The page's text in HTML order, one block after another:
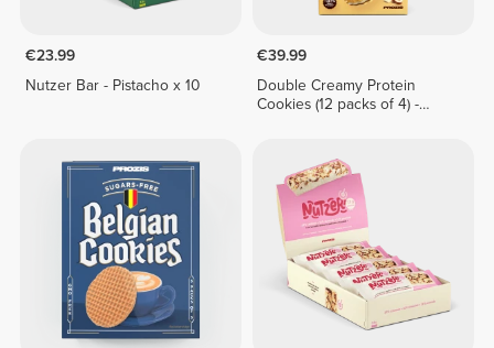
€23.99
Nutzer Bar - Pistacho x 10
€39.99
Double Creamy Protein
Cookies (12 packs of 4) -